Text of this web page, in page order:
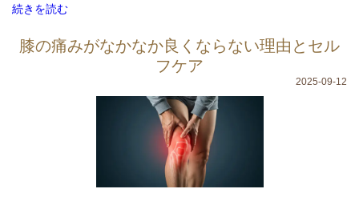
続きを読む
膝の痛みがなかなか良くならない理由とセル
フケア
2025-09-12